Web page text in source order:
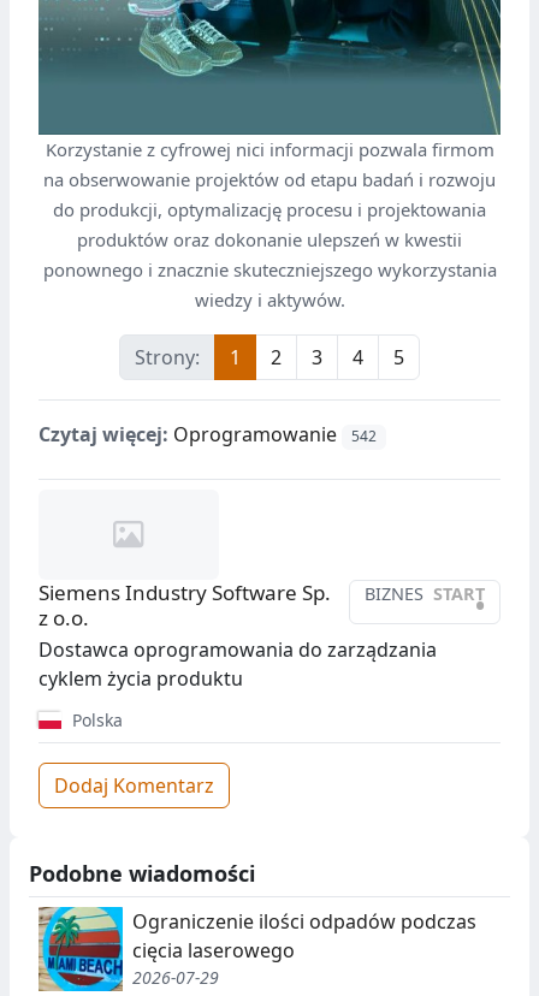
Korzystanie z cyfrowej nici informacji pozwala firmom
na obserwowanie projektów od etapu badań i rozwoju
do produkcji, optymalizację procesu i projektowania
produktów oraz dokonanie ulepszeń w kwestii
ponownego i znacznie skuteczniejszego wykorzystania
wiedzy i aktywów.
Strony: 1 2 3 4 5
Czytaj więcej: Oprogramowanie 542
BIZNES START
•
Siemens Industry Software Sp.
z o.o.
Dostawca oprogramowania do zarządzania
cyklem życia produktu
Polska
Dodaj Komentarz
Podobne wiadomości
Ograniczenie ilości odpadów podczas
cięcia laserowego
2026-07-29